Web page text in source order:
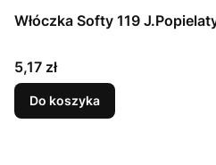
Włóczka Softy 119
Cena
5,17 zł
Do koszyka